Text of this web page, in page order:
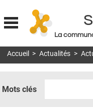
La
MON COMPTE
Accueil > Actualités >
Mots clés